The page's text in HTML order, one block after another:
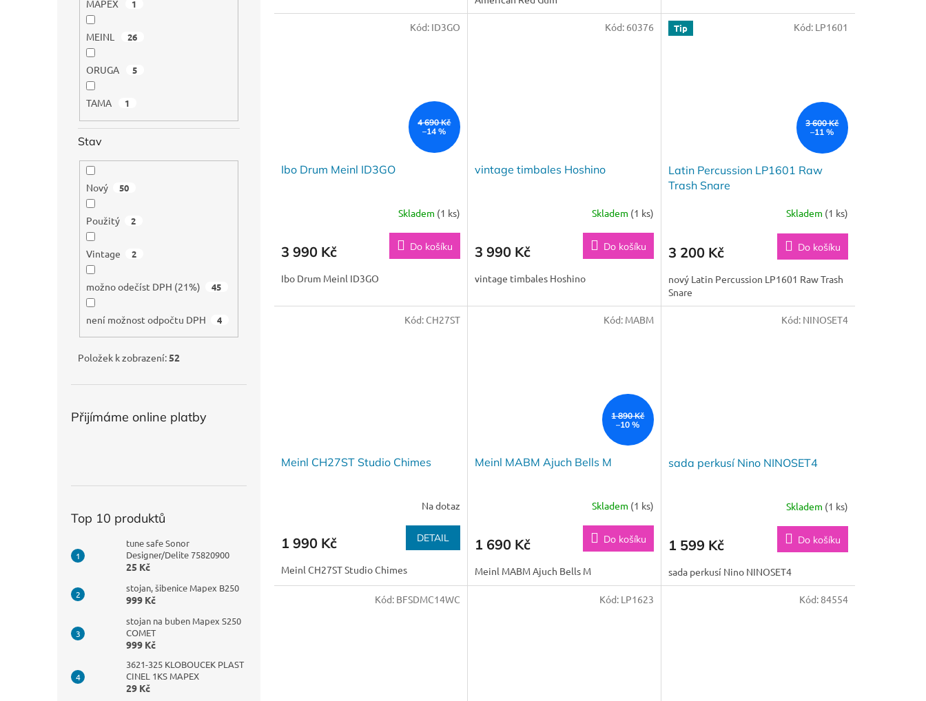
MAPEX 1
MEINL 26
ORUGA 5
TAMA 1
Stav
Nový 50
Použitý 2
Vintage 2
možno odečíst DPH (21%) 45
není možnost odpočtu DPH 4
Položek k zobrazení:52
Přijímáme online platby
Top 10 produktů
tune safe Sonor
Designer/Delite 75820900
25 Kč
stojan, šibenice Mapex B250
999 Kč
stojan na buben Mapex S250
COMET
999 Kč
3621-325 KLOBOUCEK PLAST
CINEL 1KS MAPEX
29 Kč
4 690 Kč
–14 %
Ibo Drum Meinl ID3GO
Skladem (1 ks)
3 990 Kč Do košíku
Ibo Drum Meinl ID3GO
Kód: ID3GO
vintage timbales Hoshino
Skladem (1 ks)
3 990 Kč Do košíku
vintage timbales Hoshino
Kód: 60376 Tip
3 600 Kč
–11 %
Latin Percussion LP1601 Raw
Trash Snare
Skladem (1 ks)
3 200 Kč Do košíku
nový Latin Percussion LP1601 Raw Trash
Snare
Kód: LP1601
Meinl CH27ST Studio Chimes
Na dotaz
1 990 Kč DETAIL
Meinl CH27ST Studio Chimes
Kód: CH27ST
1 890 Kč
–10 %
Meinl MABM Ajuch Bells M
Skladem (1 ks)
1 690 Kč Do košíku
Meinl MABM Ajuch Bells M
Kód: MABM
sada perkusí Nino NINOSET4
Skladem (1 ks)
1 599 Kč Do košíku
sada perkusí Nino NINOSET4
Kód: NINOSET4
Kód: BFSDMC14WC Kód: LP1623 Kód:84554